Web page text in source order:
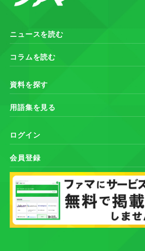
ニュースを読む
コラムを読む
資料を探す
用語集を見る
ログイン
会員登録